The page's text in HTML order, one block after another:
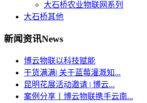
大石桥农业物联网系列
大石桥其他
新闻资讯News
博云物联以科技赋能
干货满满| 关于蓝莓灌溉知...
昆明花展活动邀请 | 博云...
案例分享丨博云物联携手云南...